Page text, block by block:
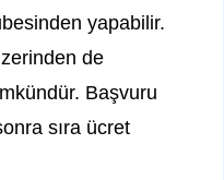
yapabilir.
de
Başvuru
sıra ücret